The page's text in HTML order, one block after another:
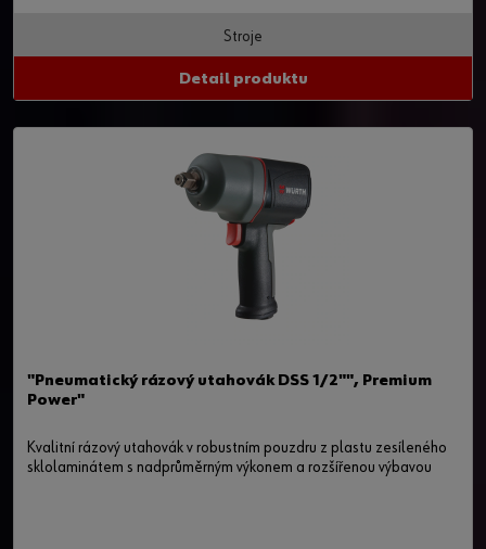
Stroje
Detail produktu
"Pneumatický rázový utahovák DSS 1/2"", Premium
Power"
Kvalitní rázový utahovák v robustním pouzdru z plastu zesíleného
sklolaminátem s nadprůměrným výkonem a rozšířenou výbavou